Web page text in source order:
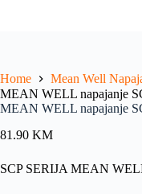
Home
Mean Well
MEAN WELL napajanje
MEAN WELL napajanje
81.90 KM
SCP SERIJA MEAN